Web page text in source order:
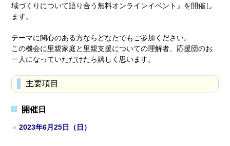
域づくりについて語り合う無料オンラインイベント』を開催し
ます。
テーマに関心のある方ならどなたでもご参加ください。
この機会に里親家庭と里親支援についての理解者、応援団のお
一人になっていただけたら嬉しく思います。
主要項目
開催日
2023年6月25日（日）